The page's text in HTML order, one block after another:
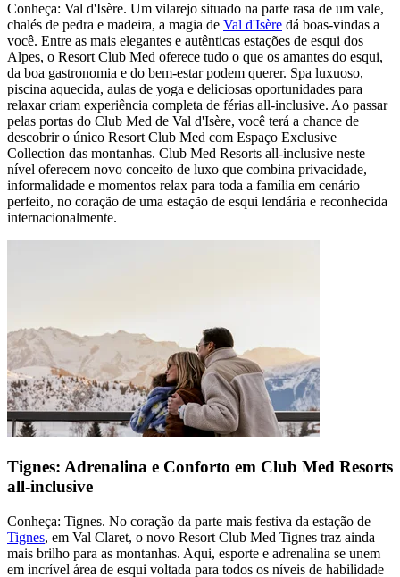
Conheça: Val d'Isère. Um vilarejo situado na parte rasa de um vale,
chalés de pedra e madeira, a magia de Val d'Isère dá boas-vindas a
você. Entre as mais elegantes e autênticas estações de esqui dos
Alpes, o Resort Club Med oferece tudo o que os amantes do esqui,
da boa gastronomia e do bem-estar podem querer. Spa luxuoso,
piscina aquecida, aulas de yoga e deliciosas oportunidades para
relaxar criam experiência completa de férias all-inclusive. Ao passar
pelas portas do Club Med de Val d'Isère, você terá a chance de
descobrir o único Resort Club Med com Espaço Exclusive
Collection das montanhas. Club Med Resorts all-inclusive neste
nível oferecem novo conceito de luxo que combina privacidade,
informalidade e momentos relax para toda a família em cenário
perfeito, no coração de uma estação de esqui lendária e reconhecida
internacionalmente.
Tignes: Adrenalina e Conforto em Club Med Resorts
all-inclusive
Conheça: Tignes. No coração da parte mais festiva da estação de
Tignes, em Val Claret, o novo Resort Club Med Tignes traz ainda
mais brilho para as montanhas. Aqui, esporte e adrenalina se unem
em incrível área de esqui voltada para todos os níveis de habilidade